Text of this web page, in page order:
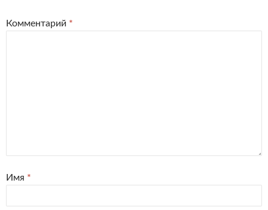
Комментарий *
Имя *